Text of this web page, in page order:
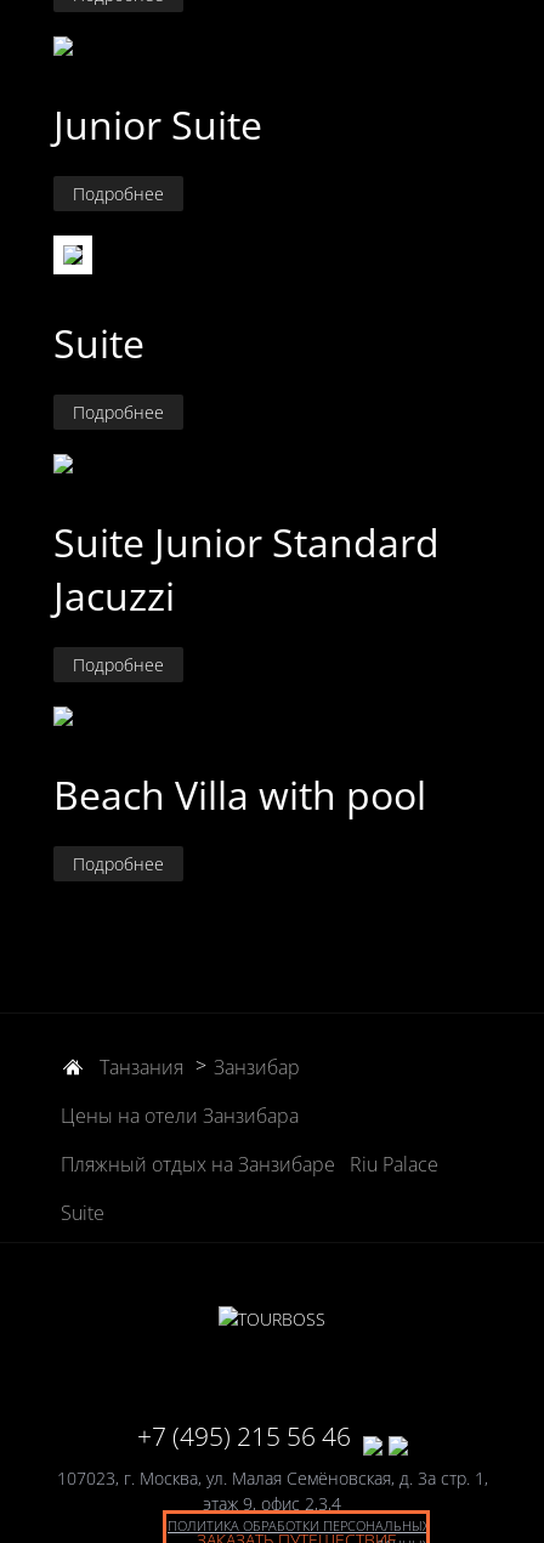
Junior Suite
Подробнее
Suite
Подробнее
Suite Junior Standard
Jacuzzi
Подробнее
Beach Villa with pool
Подробнее
Танзания > Занзибар
Цены на отели Занзибара
Пляжный отдых на Занзибаре
Riu Palace
Suite
+7 (495) 215 56 46
107023, г. Москва, ул. Малая Семёновская, д. 3а стр. 1,
этаж 9, офис 2,3,4
ПОЛИТИКА ОБРАБОТКИ ПЕРСОНАЛЬНЫХ